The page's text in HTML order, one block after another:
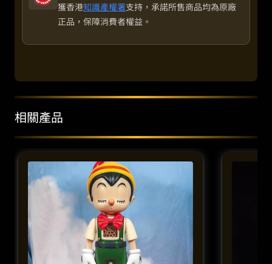
獲香港知識產權署支持，承諾所售商品均為原廠
正品，保障消費者權益。
相關產品